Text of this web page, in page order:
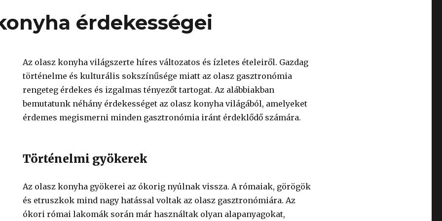
érdekességei
Az olasz konyha világszerte híres változatos és ízletes ételeiről. Gazdag
történelme és kulturális sokszínűsége miatt az olasz gasztronómia
rengeteg érdekes és izgalmas tényezőt tartogat. Az alábbiakban
bemutatunk néhány érdekességet az olasz konyha világából, amelyeket
érdemes megismerni minden gasztronómia iránt érdeklődő számára.
Történelmi gyökerek
Az olasz konyha gyökerei az ókorig nyúlnak vissza. A rómaiak, görögök
és etruszkok mind nagy hatással voltak az olasz gasztronómiára. Az
ókori római lakomák során már használtak olyan alapanyagokat,